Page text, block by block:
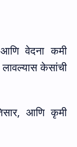
वेदना कमी
लावल्यास केसांची
, आणि कृमी